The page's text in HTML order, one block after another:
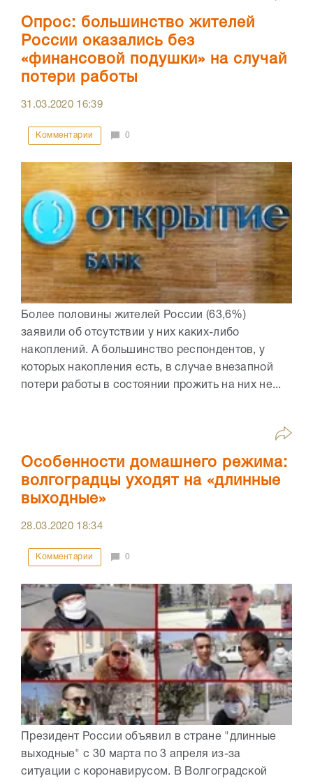
Опрос: большинство жителей
России оказались без
«финансовой подушки» на случай
потери работы
31.03.2020 16:39
Комментарии 0
Более половины жителей России (63,6%)
заявили об отсутствии у них каких-либо
накоплений. А большинство респондентов, у
которых накопления есть, в случае внезапной
потери работы в состоянии прожить на них не...
Особенности домашнего режима:
волгоградцы уходят на «длинные
выходные»
28.03.2020 18:34
Комментарии 0
Президент России объявил в стране "длинные
выходные" с 30 марта по 3 апреля из-за
ситуации с коронавирусом. В Волгоградской